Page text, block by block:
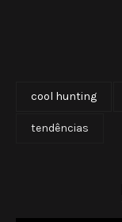
cool hunting
tendências